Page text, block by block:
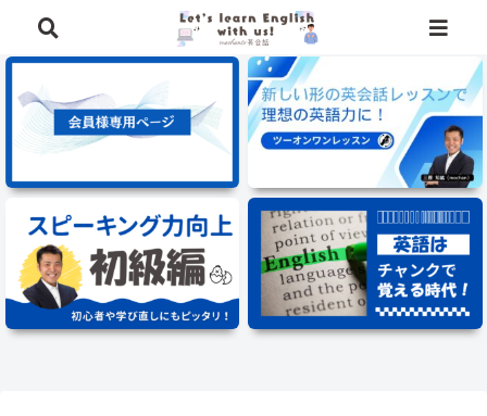
⭐️英語学習に役立つ、豪華特典を無料でプレゼント中⭐️